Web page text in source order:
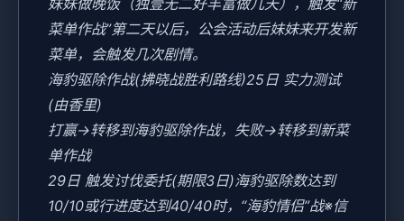
妹妹做晚饭（独壹无二好丰富做几天），触发“新
菜单作战”第二天以后，公会活动后妹妹来开发新
菜单，会触发几次剧情。
海豹驱除作战(拂晓战胜利路线)25日 实力测试
(由香里)
打赢→转移到海豹驱除作战，失败→转移到新菜
单作战
29日 触发讨伐委托(期限3日)海豹驱除数达到
10/10或行进度达到40/40时，“海豹情侣”战※信